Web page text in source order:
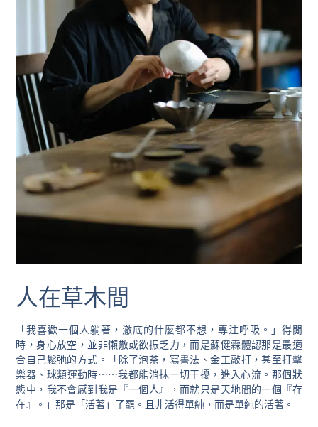
人在草木間
「我喜歡一個人躺著，澈底的什麼都不想，專注呼吸。」得閒
時，身心放空，並非懶散或欲振乏力，而是蘇健霖體認那是最適
合自己鬆弛的方式。「除了泡茶，寫書法、金工敲打，甚至打擊
樂器、球類運動時⋯⋯我都能消抹一切干擾，進入心流。那個狀
態中，我不會感到我是『一個人』，而就只是天地間的一個『存
在』。」那是「活著」了罷。且非活得單純，而是單純的活著。